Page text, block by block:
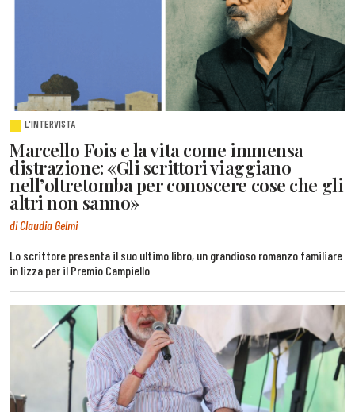
L'INTERVISTA
Marcello Fois e la vita come immensa
distrazione: «Gli scrittori viaggiano
nell’oltretomba per conoscere cose che gli
altri non sanno»
di Claudia Gelmi
Lo scrittore presenta il suo ultimo libro, un grandioso romanzo familiare
in lizza per il Premio Campiello